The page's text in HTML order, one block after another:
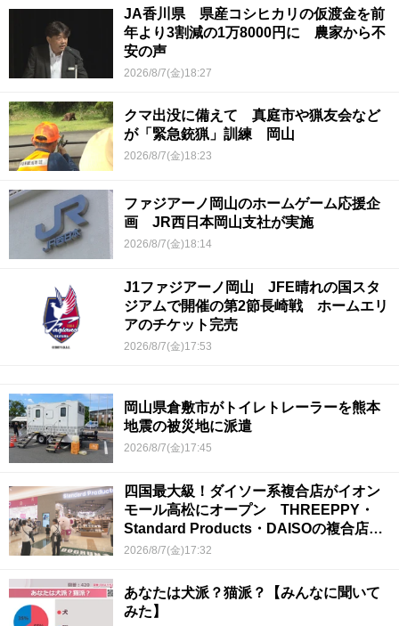
JA香川県 県産コシヒカリの仮渡金を前
年より3割減の1万8000円に 農家から不
安の声
2026/8/7(金)18:27
クマ出没に備えて 真庭市や猟友会など
が「緊急銃猟」訓練 岡山
2026/8/7(金)18:23
ファジアーノ岡山のホームゲーム応援企
画 JR西日本岡山支社が実施
2026/8/7(金)18:14
J1ファジアーノ岡山 JFE晴れの国スタ
ジアムで開催の第2節長崎戦 ホームエリ
アのチケット完売
2026/8/7(金)17:53
岡山県倉敷市がトイレトレーラーを熊本
地震の被災地に派遣
2026/8/7(金)17:45
四国最大級！ダイソー系複合店がイオン
モール高松にオープン THREEPPY・
Standard Products・DAISOの複合店は
香川県初
2026/8/7(金)17:32
あなたは犬派？猫派？【みんなに聞いて
みた】